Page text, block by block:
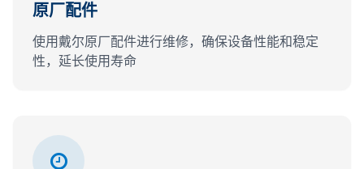
原厂配件
使用戴尔原厂配件进行维修，确保设备性能和稳定
性，延长使用寿命